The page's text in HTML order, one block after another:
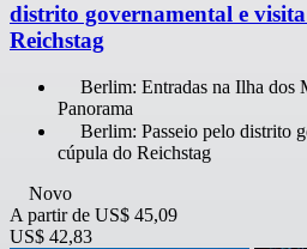
distrito governamental e
Reichstag
Berlim: Entradas na Ilha dos
Panorama
Berlim: Passeio pelo distrito
cúpula do Reichstag
Novo
A partir de US$ 45,09
US$ 42,83